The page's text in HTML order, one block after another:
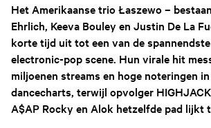
Het Amerikaanse trio Łaszewo –
Ehrlich, Keeva Bouley en Justin De La
korte tijd uit tot een van de
electronic-pop scene. Hun virale hit
miljoenen streams en hoge noteringen
dancecharts, terwijl opvolger
A$AP Rocky en Alok hetzelfde pad lijkt